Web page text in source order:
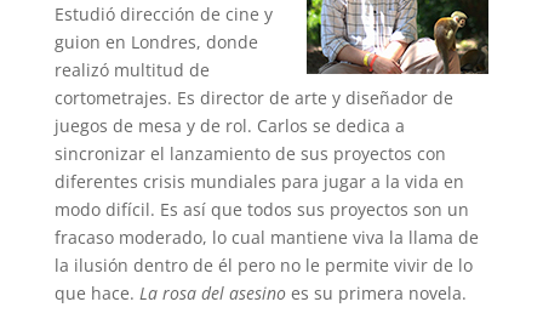
Estudió dirección de cine y
guion en Londres, donde
realizó multitud de
cortometrajes. Es director de arte y diseñador de
juegos de mesa y de rol. Carlos se dedica a
sincronizar el lanzamiento de sus proyectos con
diferentes crisis mundiales para jugar a la vida en
modo difícil. Es así que todos sus proyectos son un
fracaso moderado, lo cual mantiene viva la llama de
la ilusión dentro de él pero no le permite vivir de lo
que hace. La rosa del asesinoes su primera novela.